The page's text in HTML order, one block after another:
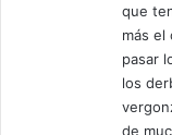
que
más el
pasar
los
de